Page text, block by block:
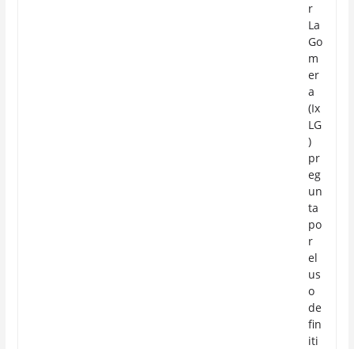
r
La
Go
m
er
a
(Ix
LG
)
pr
eg
un
ta
po
r
el
us
o
de
fin
iti